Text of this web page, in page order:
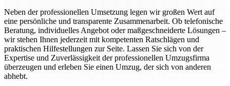
Neben der professionellen Umsetzung legen wir großen Wert auf
eine persönliche und transparente Zusammenarbeit. Ob telefonische
Beratung, individuelles Angebot oder maßgeschneiderte Lösungen –
wir stehen Ihnen jederzeit mit kompetenten Ratschlägen und
praktischen Hilfestellungen zur Seite. Lassen Sie sich von der
Expertise und Zuverlässigkeit der professionellen Umzugsfirma
überzeugen und erleben Sie einen Umzug, der sich von anderen
abhebt.